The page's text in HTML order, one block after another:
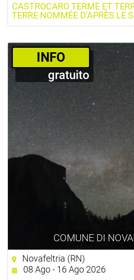
CASTROCARO TERME ET
TERRE NOMMÉE D'APRÈS LE
COMUNE DI
­INFO
gratuito
Novafeltria (RN)
08 Ago - 16 Ago 2026